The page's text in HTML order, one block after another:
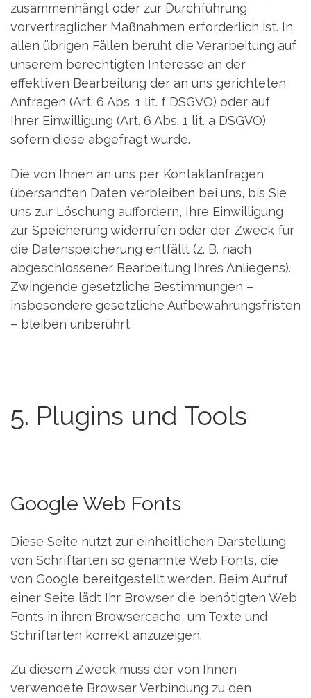
zusammenhängt oder zur Durchführung
vorvertraglicher Maßnahmen erforderlich ist. In
allen übrigen Fällen beruht die Verarbeitung auf
unserem berechtigten Interesse an der
effektiven Bearbeitung der an uns gerichteten
Anfragen (Art. 6 Abs. 1 lit. f DSGVO) oder auf
Ihrer Einwilligung (Art. 6 Abs. 1 lit. a DSGVO)
sofern diese abgefragt wurde.
Die von Ihnen an uns per Kontaktanfragen
übersandten Daten verbleiben bei uns, bis Sie
uns zur Löschung auffordern, Ihre Einwilligung
zur Speicherung widerrufen oder der Zweck für
die Datenspeicherung entfällt (z. B. nach
abgeschlossener Bearbeitung Ihres Anliegens).
Zwingende gesetzliche Bestimmungen –
insbesondere gesetzliche Aufbewahrungsfristen
– bleiben unberührt.
5. Plugins und Tools
Google Web Fonts
Diese Seite nutzt zur einheitlichen Darstellung
von Schriftarten so genannte Web Fonts, die
von Google bereitgestellt werden. Beim Aufruf
einer Seite lädt Ihr Browser die benötigten Web
Fonts in ihren Browsercache, um Texte und
Schriftarten korrekt anzuzeigen.
Zu diesem Zweck muss der von Ihnen
verwendete Browser Verbindung zu den